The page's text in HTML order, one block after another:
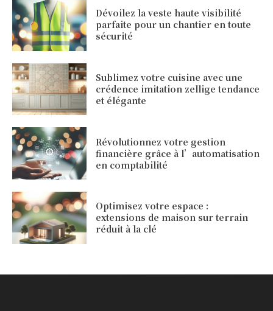
Dévoilez la veste haute visibilité
parfaite pour un chantier en toute
sécurité
Sublimez votre cuisine avec une
crédence imitation zellige tendance
et élégante
Révolutionnez votre gestion
financière grâce à l’automatisation
en comptabilité
Optimisez votre espace :
extensions de maison sur terrain
réduit à la clé